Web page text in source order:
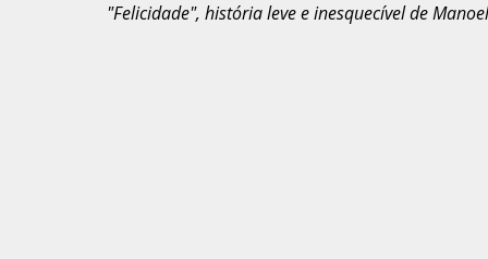
"Felicidade", história leve e inesquecível de